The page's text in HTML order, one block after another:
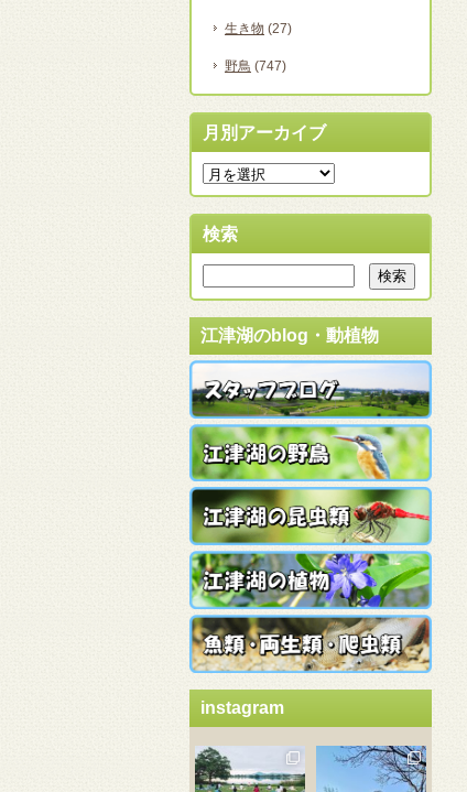
生き物 (27)
野鳥 (747)
月別アーカイブ
検索
江津湖のblog・動植物
instagram
3月 18